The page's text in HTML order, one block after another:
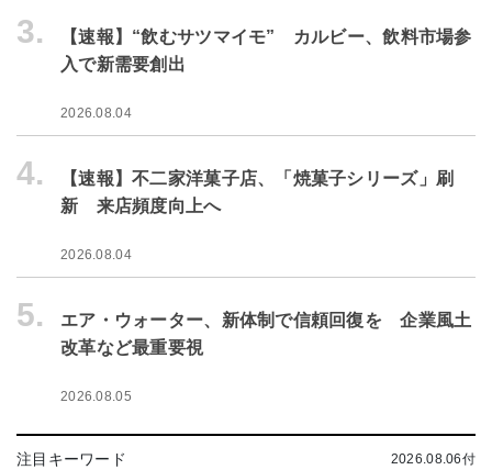
3.
【速報】“飲むサツマイモ” カルビー、飲料市場参
入で新需要創出
2026.08.04
4.
【速報】不二家洋菓子店、「焼菓子シリーズ」刷
新 来店頻度向上へ
2026.08.04
5.
エア・ウォーター、新体制で信頼回復を 企業風土
改革など最重要視
2026.08.05
注目キーワード 2026.08.06付